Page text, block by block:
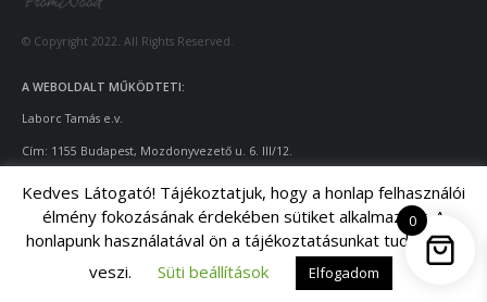
© Copyright 2022. All Rights Reserved.
A WEBOLDALT MŰKÖDTETI:
Laborc Tamás e.v.
Cím: 1155 Budapest, Mozdonyvezető u. 6. III/12.
Adószám: 55922924 -1-42
Telefon: +36-70/428-9643
Email: info@fromwood.hu
Kedves Látogató! Tájékoztatjuk, hogy a honlap felhasználói
élmény fokozásának érdekében sütiket alkalmazunk. A
honlapunk használatával ön a tájékoztatásunkat tudomásul
veszi.
Süti beállítások Elfogadom
0